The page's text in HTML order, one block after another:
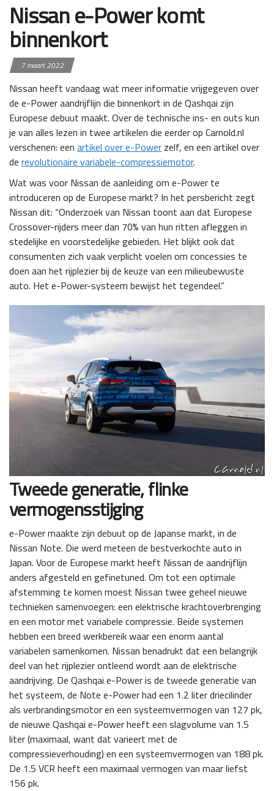
Nissan e-Power komt
binnenkort
7 maart 2022
Nissan heeft vandaag wat meer informatie vrijgegeven over
de e-Power aandrijflijn die binnenkort in de Qashqai zijn
Europese debuut maakt. Over de technische ins- en outs kun
je van alles lezen in twee artikelen die eerder op Carnold.nl
verschenen: een artikel over e-Power zelf, en een artikel over
de revolutionaire variabele-compressiemotor.
Wat was voor Nissan de aanleiding om e-Power te
introduceren op de Europese markt? In het persbericht zegt
Nissan dit: “Onderzoek van Nissan toont aan dat Europese
Crossover-rijders meer dan 70% van hun ritten afleggen in
stedelijke en voorstedelijke gebieden. Het blijkt ook dat
consumenten zich vaak verplicht voelen om concessies te
doen aan het rijplezier bij de keuze van een milieubewuste
auto. Het e-Power-systeem bewijst het tegendeel.”
Tweede generatie, flinke
vermogensstijging
e-Power maakte zijn debuut op de Japanse markt, in de
Nissan Note. Die werd meteen de bestverkochte auto in
Japan. Voor de Europese markt heeft Nissan de aandrijflijn
anders afgesteld en gefinetuned. Om tot een optimale
afstemming te komen moest Nissan twee geheel nieuwe
technieken samenvoegen: een elektrische krachtoverbrenging
en een motor met variabele compressie. Beide systemen
hebben een breed werkbereik waar een enorm aantal
variabelen samenkomen. Nissan benadrukt dat een belangrijk
deel van het rijplezier ontleend wordt aan de elektrische
aandrijving. De Qashqai e-Power is de tweede generatie van
het systeem, de Note e-Power had een 1.2 liter driecilinder
als verbrandingsmotor en een systeemvermogen van 127 pk,
de nieuwe Qashqai e-Power heeft een slagvolume van 1.5
liter (maximaal, want dat varieert met de
compressieverhouding) en een systeemvermogen van 188 pk.
De 1.5 VCR heeft een maximaal vermogen van maar liefst
156 pk.